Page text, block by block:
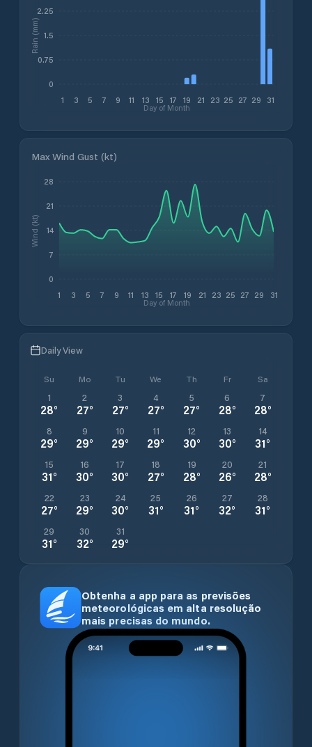
1 3 5 7 9 11 13 15 17 19 21 23 25 27 29 31
Day of Month
0
0.75
1.5
2.25
Rain (mm)
Max Wind Gust (kt)
1 3 5 7 9 11 13 15 17 19 21 23 25 27 29 31
Day of Month
0
7
14
21
28
Wind (kt)
Daily View
Su Mo Tu We Th Fr Sa
1
28°
2
27°
3
27°
4
27°
5
27°
6
28°
7
28°
8
29°
9
29°
10
29°
11
29°
12
30°
13
30°
14
31°
15
31°
16
30°
17
30°
18
27°
19
28°
20
26°
21
28°
22
27°
23
29°
24
30°
25
31°
26
31°
27
32°
28
31°
29
31°
30
32°
31
29°
Obtenha a app para as previsões
meteorológicas em alta resolução
mais precisas do mundo.